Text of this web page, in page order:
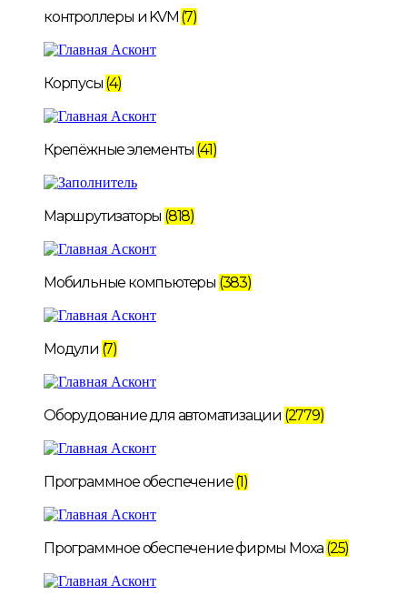
контроллеры и KVM (7)
Корпусы (4)
Крепёжные элементы (41)
Маршрутизаторы (818)
Мобильные компьютеры (383)
Модули (7)
Оборудование для автоматизации (2779)
Программное обеспечение(1)
Программное обеспечение фирмы Moxa (25)